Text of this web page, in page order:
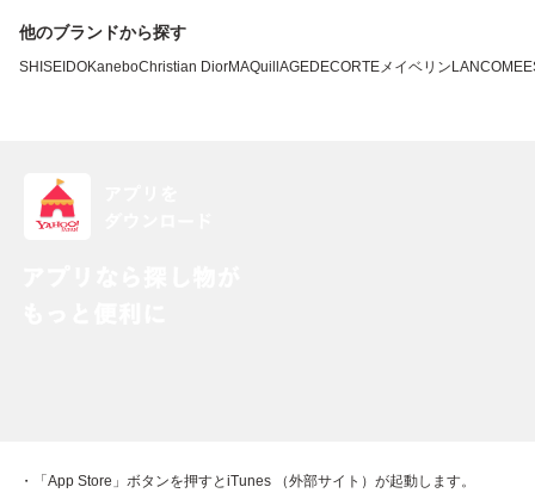
他のブランドから探す
SHISEIDOKaneboChristian DiorMAQuillAGEDECORTEメイベリン LANCOME
・「App Store」ボタンを押すとiTunes （外部サイト）が起動します。